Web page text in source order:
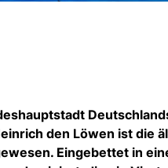
den Löwen ist die
Eingebettet in